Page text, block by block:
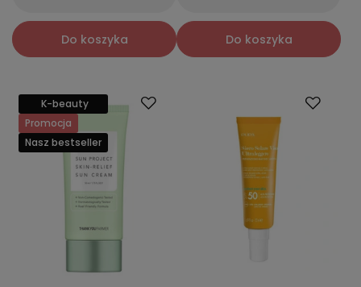
Do koszyka Do koszyka
K-beauty
Promocja
Nasz bestseller